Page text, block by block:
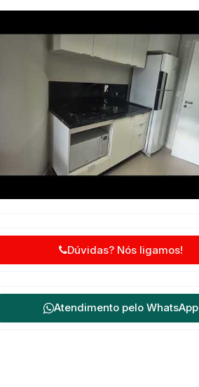
Dúvidas? Nós ligamos!
Atendimento pelo WhatsApp